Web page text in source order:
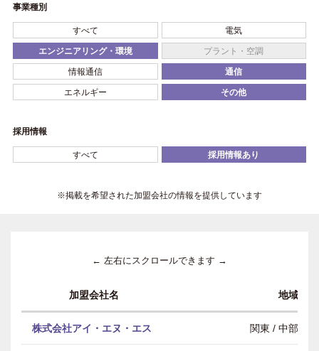
事業種別
すべて 電気
エンジニアリング・環境 プラント・空調
情報通信 通信
エネルギー その他
採用情報
すべて 採用情報あり
※掲載を希望された加盟会社の情報を提供しています
← 左右にスクロールできます →
加盟会社名 地域
株式会社アイ・エヌ・エス 関東 / 中部 / 近